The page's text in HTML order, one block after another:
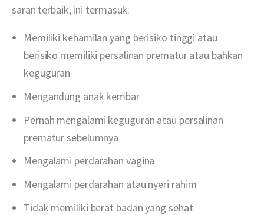
saran terbaik, ini termasuk:
Memiliki kehamilan yang berisiko tinggi atau
berisiko memiliki persalinan prematur atau bahkan
keguguran
Mengandung anak kembar
Pernah mengalami keguguran atau persalinan
prematur sebelumnya
Mengalami perdarahan vagina
Mengalami perdarahan atau nyeri rahim
Tidak memiliki berat badan yang sehat